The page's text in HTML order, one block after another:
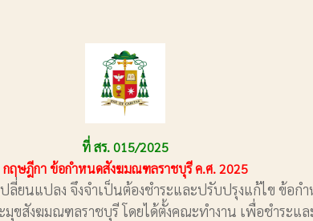
ที่ สร. 015/2025
กฤษฎีกา ข้อกําหนดสังฆมณฑลราชบุรี ค.ศ. 2025
ปลง จึงจําเป็นต้องชําระและปรับปรุงแก้ไข ข้อกํ
งฆมณฑลราชบุรี โดยได้ตั้งคณะทํางาน เพื่อชําระแ